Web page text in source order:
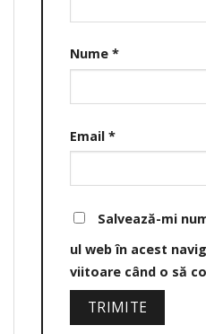
Nume *
Email *
Salvează-mi
ul web în acest
viitoare când o să